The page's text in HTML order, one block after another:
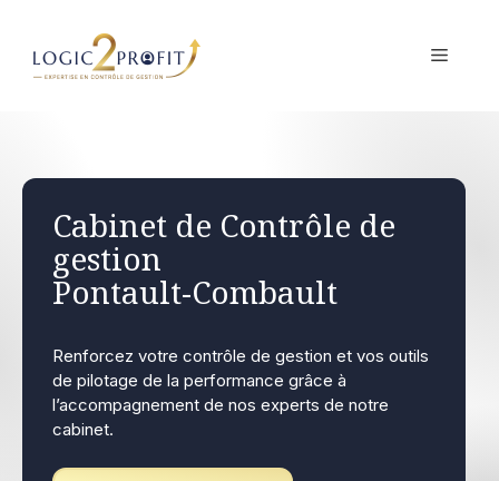
contenu
MENU
Cabinet de Contrôle de
gestion
Pontault-Combault
Renforcez votre contrôle de gestion et vos outils
de pilotage de la performance grâce à
l’accompagnement de nos experts de notre
cabinet.